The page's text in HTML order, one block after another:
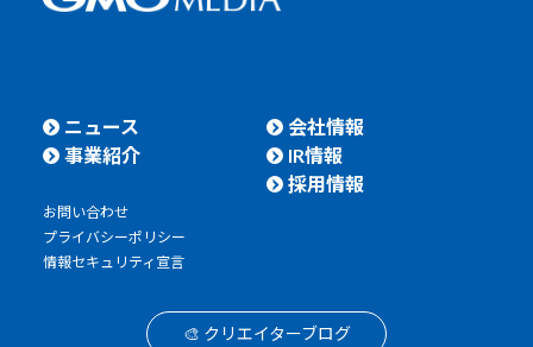
ニュース
事業紹介
会社情報
IR情報
採用情報
お問い合わせ
プライバシーポリシー
情報セキュリティ宣言
🎨 クリエイターブログ